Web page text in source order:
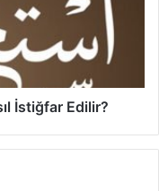
İstiğfar Edilir?